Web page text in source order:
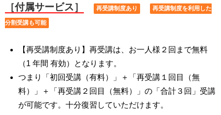
［付属サービス］ 再受講制度あり 再受講制度を利用した
分割受講も可能
【再受講制度あり】再受講は、お一人様２回まで無料
（1 年間 有効）となります。
つまり「初回受講（有料）」＋「再受講１回目（無
料）」＋「再受講２回目（無料）」の「合計３回」受講
が可能です。十分復習していただけます。